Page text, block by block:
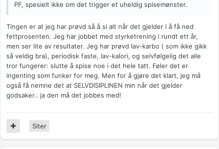
PF, spesielt ikke om det trigger et uheldig spisemønster.
Tingen er at jeg har prøvd så å si alt når det gjelder i å få ned
fettprosenten. Jeg har jobbet med styrketrening i rundt ett år,
men ser lite av resultater. Jeg har prøvd lav-karbo ( som ikke gikk
så veldig bra), periodisk faste, lav-kalori, og selvfølgelig det alle
tror fungerer: slutte å spise noe i det hele tatt. Føler det er
ingenting som funker for meg. Men for å gjøre det klart, jeg må
også få nemne det at SELVDISIPLINEN min når det gjelder
godsaker.. ja den må det jobbes med!
Siter